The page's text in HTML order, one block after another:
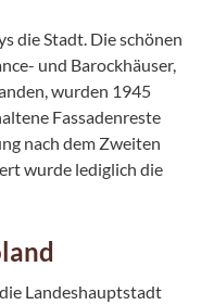
die Stadt. Die schönen
und Barockhäuser,
wurden 1945
Fassadenreste
nach dem Zweiten
wurde lediglich die
Landeshauptstadt